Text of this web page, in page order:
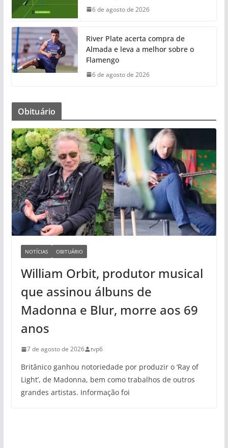
6 de agosto de 2026
River Plate acerta compra de
Almada e leva a melhor sobre o
Flamengo
6 de agosto de 2026
Obituário
NOTÍCIAS OBITUÁRIO
William Orbit, produtor musical
que assinou álbuns de
Madonna e Blur, morre aos 69
anos
7 de agosto de 2026 tvp6
Britânico ganhou notoriedade por produzir o ‘Ray of
Light’, de Madonna, bem como trabalhos de outros
grandes artistas. Informação foi